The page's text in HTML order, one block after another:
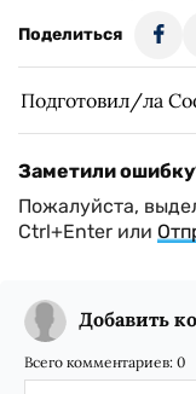
Поделиться
Подготовил/ла
Заметили
Пожалуйста,
Ctrl+Enter или
Добавить
Всего комментариев: 0